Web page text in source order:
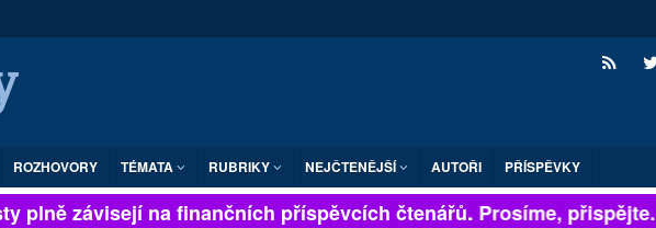
ROZHOVORY TÉMATA RUBRIKY NEJČTENĚJŠÍ AUTOŘI PŘÍSPĚVKY
plně závisejí na finančních příspěvcích čtenářů. Prosíme, přispějte. ➥